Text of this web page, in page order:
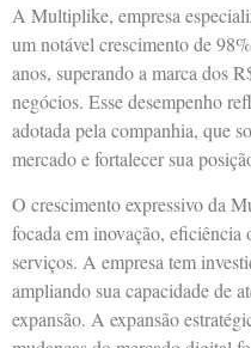
A Multiplike, empresa
um notável crescimento de
anos, superando a marca dos
negócios. Esse desempenho
adotada pela companhia, que
mercado e fortalecer sua
O crescimento expressivo da
focada em inovação,
serviços. A empresa tem
ampliando sua capacidade de
expansão. A expansão